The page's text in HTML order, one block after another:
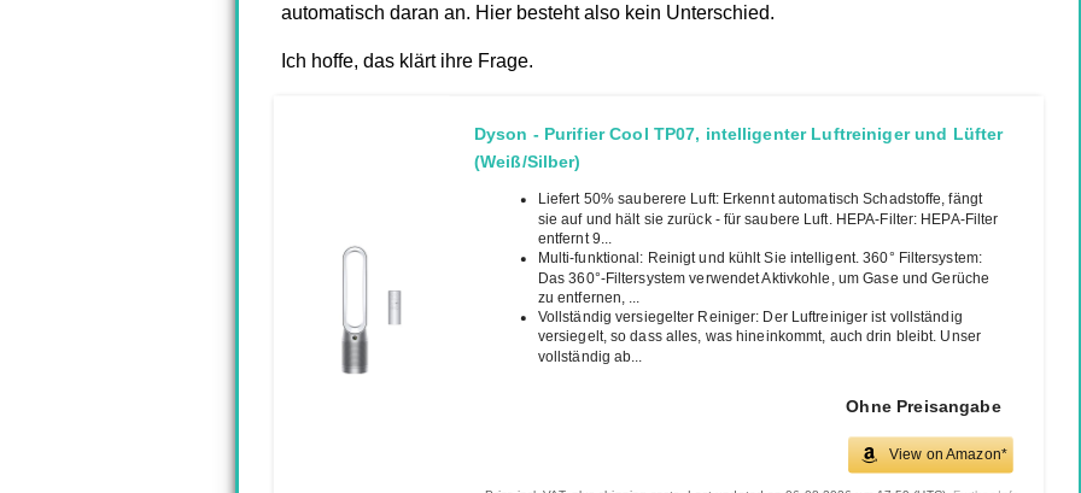
automatisch daran an. Hier besteht also kein Unterschied.
Ich hoffe, das klärt ihre Frage.
Dyson - Purifier Cool TP07, intelligenter Luftreiniger und Lüfter
(Weiß/Silber)
Liefert 50% sauberere Luft: Erkennt automatisch Schadstoffe, fängt
sie auf und hält sie zurück - für saubere Luft. HEPA-Filter: HEPA-Filter
entfernt 9...
Multi-funktional: Reinigt und kühlt Sie intelligent. 360° Filtersystem:
Das 360°-Filtersystem verwendet Aktivkohle, um Gase und Gerüche
zu entfernen, ...
Vollständig versiegelter Reiniger: Der Luftreiniger ist vollständig
versiegelt, so dass alles, was hineinkommt, auch drin bleibt. Unser
vollständig ab...
Ohne Preisangabe
View on Amazon*